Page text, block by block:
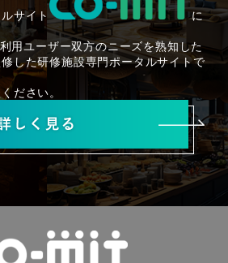
サイト
に
用ユーザー双方のニーズを熟知した
した研修施設専門ポータルサイトで
ださい。